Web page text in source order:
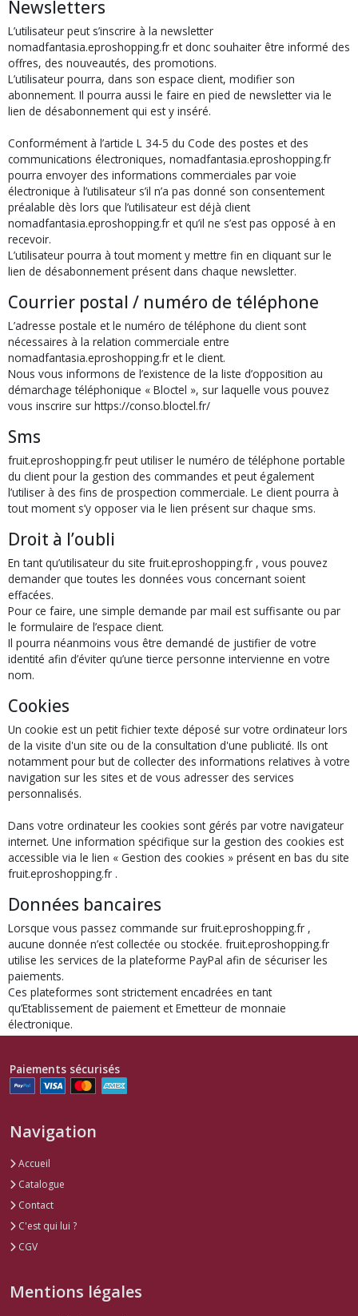
Newsletters
L’utilisateur peut s’inscrire à la newsletter
nomadfantasia.eproshopping.fr et donc souhaiter être informé des
offres, des nouveautés, des promotions.
L’utilisateur pourra, dans son espace client, modifier son
abonnement. Il pourra aussi le faire en pied de newsletter via le
lien de désabonnement qui est y inséré.
Conformément à l’article L 34-5 du Code des postes et des
communications électroniques, nomadfantasia.eproshopping.fr
pourra envoyer des informations commerciales par voie
électronique à l’utilisateur s’il n’a pas donné son consentement
préalable dès lors que l’utilisateur est déjà client
nomadfantasia.eproshopping.fr et qu’il ne s’est pas opposé à en
recevoir.
L’utilisateur pourra à tout moment y mettre fin en cliquant sur le
lien de désabonnement présent dans chaque newsletter.
Courrier postal / numéro de téléphone
L’adresse postale et le numéro de téléphone du client sont
nécessaires à la relation commerciale entre
nomadfantasia.eproshopping.fr et le client.
Nous vous informons de l’existence de la liste d’opposition au
démarchage téléphonique « Bloctel », sur laquelle vous pouvez
vous inscrire sur https://conso.bloctel.fr/
Sms
fruit.eproshopping.fr peut utiliser le numéro de téléphone portable
du client pour la gestion des commandes et peut également
l’utiliser à des fins de prospection commerciale. Le client pourra à
tout moment s’y opposer via le lien présent sur chaque sms.
Droit à l’oubli
En tant qu’utilisateur du site fruit.eproshopping.fr , vous pouvez
demander que toutes les données vous concernant soient
effacées.
Pour ce faire, une simple demande par mail est suffisante ou par
le formulaire de l’espace client.
Il pourra néanmoins vous être demandé de justifier de votre
identité afin d’éviter qu’une tierce personne intervienne en votre
nom.
Cookies
Un cookie est un petit fichier texte déposé sur votre ordinateur lors
de la visite d'un site ou de la consultation d'une publicité. Ils ont
notamment pour but de collecter des informations relatives à votre
navigation sur les sites et de vous adresser des services
personnalisés.
Dans votre ordinateur les cookies sont gérés par votre navigateur
internet. Une information spécifique sur la gestion des cookies est
accessible via le lien « Gestion des cookies » présent en bas du site
fruit.eproshopping.fr .
Données bancaires
Lorsque vous passez commande sur fruit.eproshopping.fr ,
aucune donnée n’est collectée ou stockée. fruit.eproshopping.fr
utilise les services de la plateforme PayPal afin de sécuriser les
paiements.
Ces plateformes sont strictement encadrées en tant
qu’Etablissement de paiement et Emetteur de monnaie
électronique.
Paiements sécurisés
Navigation
Accueil
Catalogue
Contact
C'est qui lui ?
CGV
Mentions légales